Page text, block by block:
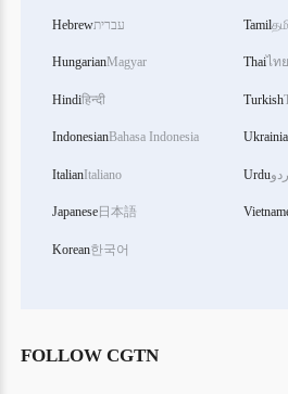
Hebrewעברית
HungarianMagyar
Hindiहिन्दी
IndonesianBahasa Indonesia
ItalianItaliano
Japanese日本語
Korean한국어
Tamil
Thaiไทย
Turkish
Urdu
FOLLOW CGTN